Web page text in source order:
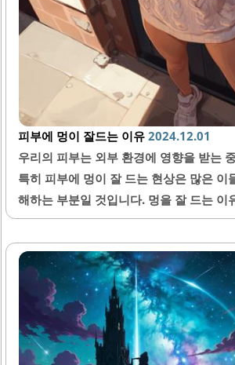
피부에 멍이 잘드는 이유 2024.12.01
우리의 피부는 외부 환경에 영향을 받는
특히 피부에 멍이 잘 드는 현상은 많은 이
해하는 부분일 것입니다. 멍을 잘 드는 이
에 기인하며, 이를 이해하는 것은 자신을
지하는 데 도움을 줄 수 있습니다. 이번
잘 드는 이유와 관련된 다양한 요소를 살
상과 멍의 기본 원리 타박상은 피부 아래
발생합니다. 이때 혈관에서 피가 누출되
게 되고, 그 결과로 멍이 생기는 것입니다
에는 붉은색이거나 푸르스름한 색을 띠기